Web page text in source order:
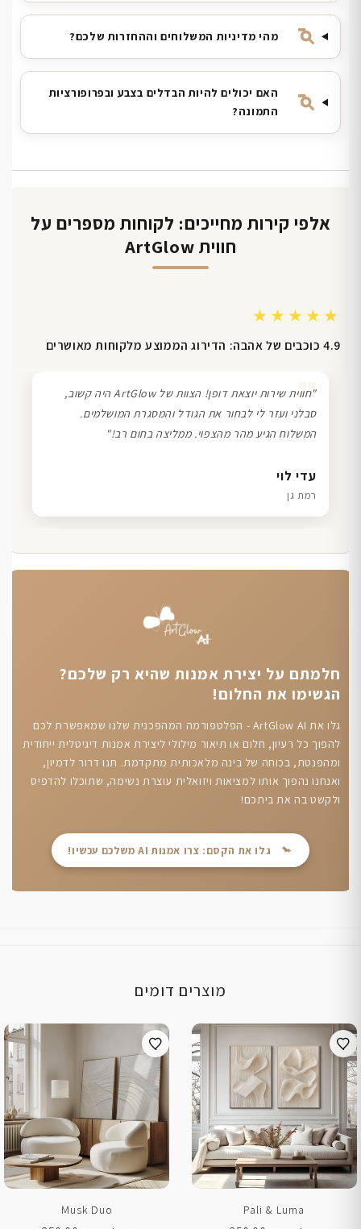
מהי מדיניות המשלוחים וההחזרות שלכם?
האם יכולים להיות הבדלים בצבע ובפרופורציות
התמונה?
אלפי קירות מחייכים: לקוחות מספרים על
חווית ArtGlow
★★★★★
4.9 כוכבים של אהבה: הדירוג הממוצע מלקוחות מאושרים
שרון כהן
תל אביב
❞
"חווית שירות יוצאת דופן! הצוות של ArtGlow היה קשוב,
סבלני ועזר לי לבחור את הגודל והמסגרת המושלמים.
המשלוח הגיע מהר מהצפוי. ממליצה בחום רב!"
עדי לוי
רמת גן
דנה גל
חיפה
ליאת ויוסי מ.
הוד השרון
חלמתם על יצירת אמנות שהיא רק שלכם?
הגשימו את החלום!
גלו את ArtGlow AI - הפלטפורמה המהפכנית שלנו שמאפשרת לכם
להפוך כל רעיון, חלום או תיאור מילולי ליצירת אמנות דיגיטלית ייחודית
ומהפנטת, בכוחה של בינה מלאכותית מתקדמת. תנו דרור לדמיון,
ואנחנו נהפוך אותו למציאות ויזואלית עוצרת נשימה, שתוכלו להדפיס
ולקשט בה את ביתכם!
גלו את הקסם: צרו אמנות AI משלכם עכשיו!
מוצרים דומים
Pali & Luma
Musk Duo